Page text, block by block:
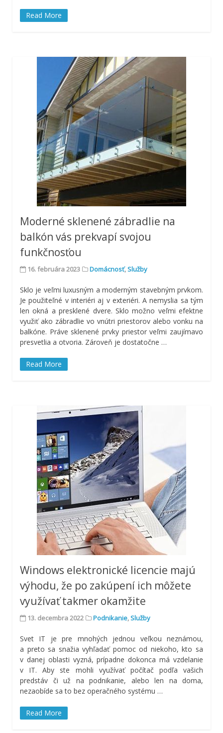
Read More
Moderné sklenené zábradlie na
balkón vás prekvapí svojou
funkčnosťou
16. februára 2023 Domácnosť,Služby
Sklo je veľmi luxusným a moderným stavebným prvkom.
Je použiteľné v interiéri aj v exteriéri. A nemyslia sa tým
len okná a presklené dvere. Sklo možno veľmi efektne
využiť ako zábradlie vo vnútri priestorov alebo vonku na
balkóne. Práve sklenené prvky priestor veľmi zaujímavo
presvetlia a otvoria. Zároveň je dostatočne …
Read More
Windows elektronické licencie majú
výhodu, že po zakúpení ich môžete
využívať takmer okamžite
13. decembra 2022 Podnikanie,Služby
Svet IT je pre mnohých jednou veľkou neznámou,
a preto sa snažia vyhľadať pomoc od niekoho, kto sa
v danej oblasti vyzná, prípadne dokonca má vzdelanie
v IT. Aby ste mohli využívať počítač podľa vašich
predstáv či už na podnikanie, alebo len na doma,
nezaobíde sa to bez operačného systému …
Read More